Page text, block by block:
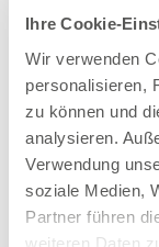
Ihre Cookie-
Wir verwenden
personalisieren,
zu können und
analysieren.
Verwendung
soziale Medien,
Partner führen
weiteren Daten
Offene
EMYO
Nur solange
Mehr